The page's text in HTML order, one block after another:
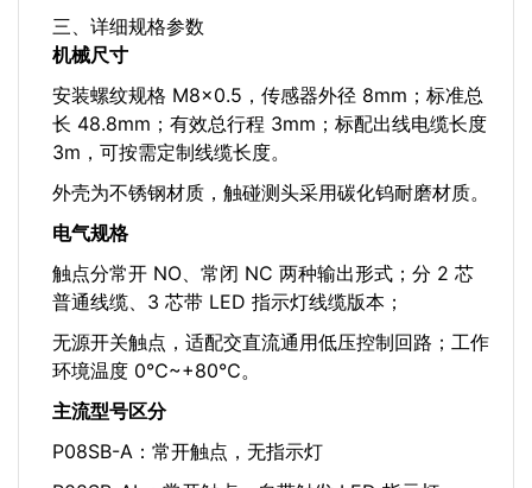
三、详细规格参数
机械尺寸
安装螺纹规格 M8×0.5，传感器外径 8mm；标准总
长 48.8mm；有效总行程 3mm；标配出线电缆长度
3m，可按需定制线缆长度。
外壳为不锈钢材质，触碰测头采用碳化钨耐磨材质。
电气规格
触点分常开 NO、常闭 NC 两种输出形式；分 2 芯
普通线缆、3 芯带 LED 指示灯线缆版本；
无源开关触点，适配交直流通用低压控制回路；工作
环境温度 0℃~+80℃。
主流型号区分
P08SB-A：常开触点，无指示灯